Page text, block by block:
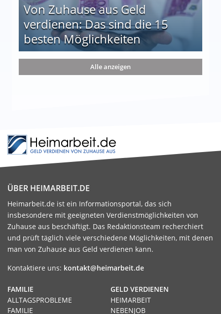
Von Zuhause aus Geld
verdienen: Das sind die 15
besten Möglichkeiten
die 15 besten Möglichkeiten
Alle anzeigen
ÜBER HEIMARBEIT.DE
Heimarbeit.de ist ein Informationsportal, das sich
insbesondere mit geeigneten Verdienstmöglichkeiten von
Zuhause aus beschäftigt. Das Redaktionsteam recherchiert
und prüft täglich viele verschiedene Möglichkeiten, mit denen
man von Zuhause aus Geld verdienen kann.
Kontaktiere uns: kontakt@heimarbeit.de
GELD VERDIENEN
HEIMARBEIT
NEBENJOB
FAMILIE
ALLTAGSPROBLEME
FAMILIE